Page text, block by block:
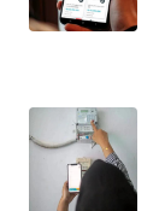
WN
LAMPUNG